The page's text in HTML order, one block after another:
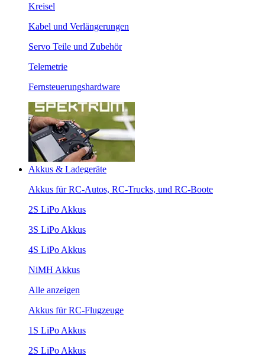
Kreisel
Kabel und Verlängerungen
Servo Teile und Zubehör
Telemetrie
Fernsteuerungshardware
Akkus & Ladegeräte
Akkus für RC-Autos, RC-Trucks, und RC-Boote
2S LiPo Akkus
3S LiPo Akkus
4S LiPo Akkus
NiMH Akkus
Alle anzeigen
Akkus für RC-Flugzeuge
1S LiPo Akkus
2S LiPo Akkus